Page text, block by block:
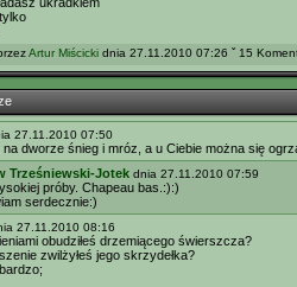
Artur Miścicki dnia 27.11.2010 07:26 ˇ 15
27.11.2010 07:50
, na dworze śnieg i mróz, a u Ciebie można się
Trześniewski-Jotek dnia 27.11.2010 07:59
próby. Chapeau bas.:):)
serdecznie:)
27.11.2010 08:16
obudziłeś drzemiącego świerszcza?
zwilżyłeś jego skrzydełka?